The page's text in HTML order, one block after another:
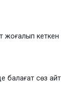
жоғалып
сөз